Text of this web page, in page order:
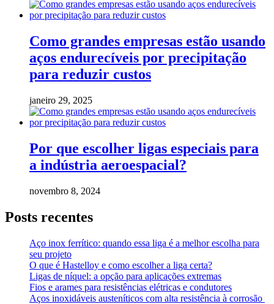
Como grandes empresas estão usando
aços endurecíveis por precipitação
para reduzir custos
janeiro 29, 2025
Por que escolher ligas especiais para
a indústria aeroespacial?
novembro 8, 2024
Posts recentes
Aço inox ferrítico: quando essa liga é a melhor escolha para
seu projeto
O que é Hastelloy e como escolher a liga certa?
Ligas de níquel: a opção para aplicações extremas
Fios e arames para resistências elétricas e condutores
Aços inoxidáveis austeníticos com alta resistência à corrosão